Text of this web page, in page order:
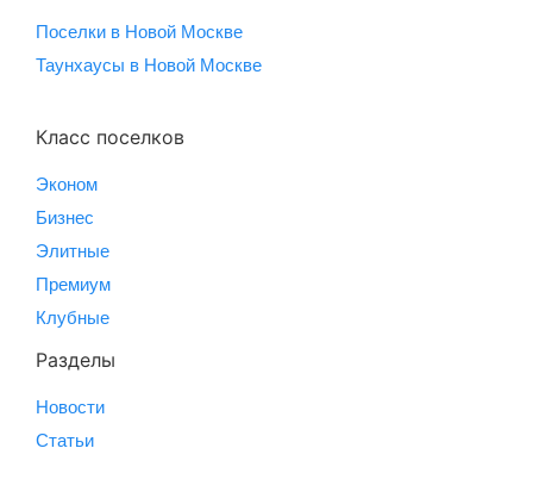
Поселки в Новой Москве
Таунхаусы в Новой Москве
Класс поселков
Эконом
Бизнес
Элитные
Премиум
Клубные
Разделы
Новости
Статьи